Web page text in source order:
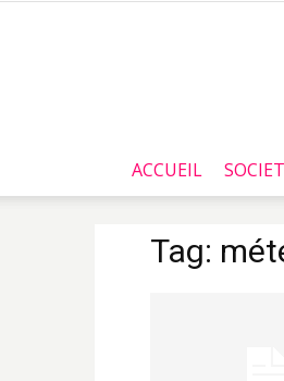
ACCUEIL
Tag: